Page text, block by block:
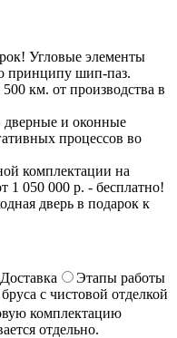
Угловые элементы
принципу шип-паз.
км. от производства в
дверные и оконные
процессов во
комплектации на
1 050 000 р. - бесплатно!
дверь в подарок к
Доставка
Этапы работы
с чистовой отделкой
комплектацию
отдельно.